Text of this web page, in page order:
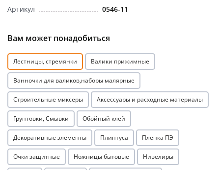
Артикул
0546-11
Вам может понадобиться
Лестницы, стремянки Валики прижимные
Ванночки для валиков,наборы малярные
Строительные миксеры Аксессуары и расходные материалы
Грунтовки, Смывки Обойный клей
Декоративные элементы Плинтуса Пленка ПЭ
Очки защитные Ножницы бытовые Нивелиры